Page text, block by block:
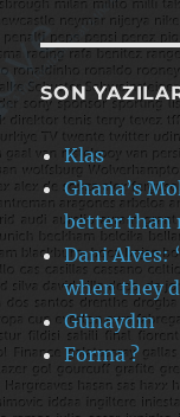
SON
Klas
Ghana’s
better than
Dani Alves:
when they
Günaydın
Forma ?